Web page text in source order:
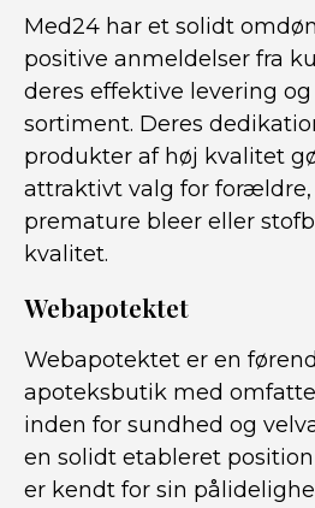
Med24 har et solidt
positive anmeldelser fra
deres effektive levering
sortiment. Deres
produkter af høj kvalitet
attraktivt valg for forældre,
premature bleer eller
kvalitet.
Webapotektet
Webapotektet er en
apoteksbutik med
inden for sundhed og
en solidt etableret
er kendt for sin